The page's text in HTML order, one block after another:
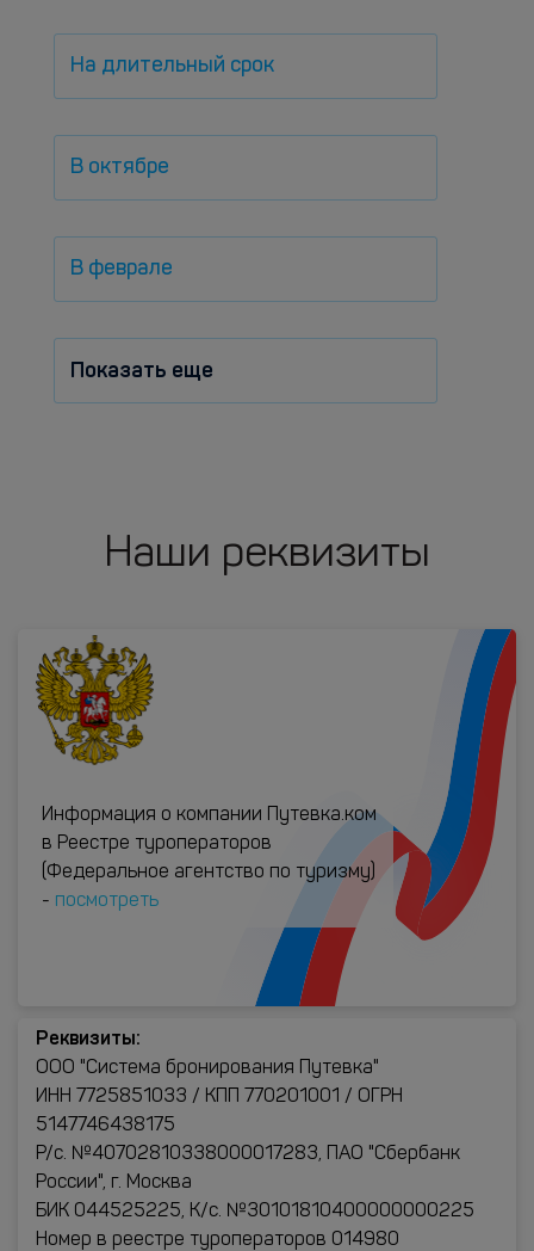
На длительный срок
В октябре
В феврале
Показать еще
Наши реквизиты
Информация о компании Путевка.ком
в Реестре туроператоров
(Федеральное агентство по туризму)
- посмотреть
Реквизиты:
ООО "Система бронирования Путевка"
ИНН 7725851033 / КПП 770201001 / ОГРН
5147746438175
Р/с. №40702810338000017283, ПАО "Сбербанк
России", г. Москва
БИК 044525225, К/с. №30101810400000000225
Номер в реестре туроператоров 014980